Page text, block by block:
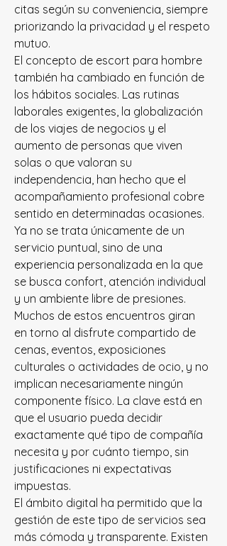
citas según su conveniencia, siempre
priorizando la privacidad y el respeto
mutuo.
El concepto de escort para hombre
también ha cambiado en función de
los hábitos sociales. Las rutinas
laborales exigentes, la globalización
de los viajes de negocios y el
aumento de personas que viven
solas o que valoran su
independencia, han hecho que el
acompañamiento profesional cobre
sentido en determinadas ocasiones.
Ya no se trata únicamente de un
servicio puntual, sino de una
experiencia personalizada en la que
se busca confort, atención individual
y un ambiente libre de presiones.
Muchos de estos encuentros giran
en torno al disfrute compartido de
cenas, eventos, exposiciones
culturales o actividades de ocio, y no
implican necesariamente ningún
componente físico. La clave está en
que el usuario pueda decidir
exactamente qué tipo de compañía
necesita y por cuánto tiempo, sin
justificaciones ni expectativas
impuestas.
El ámbito digital ha permitido que la
gestión de este tipo de servicios sea
más cómoda y transparente. Existen